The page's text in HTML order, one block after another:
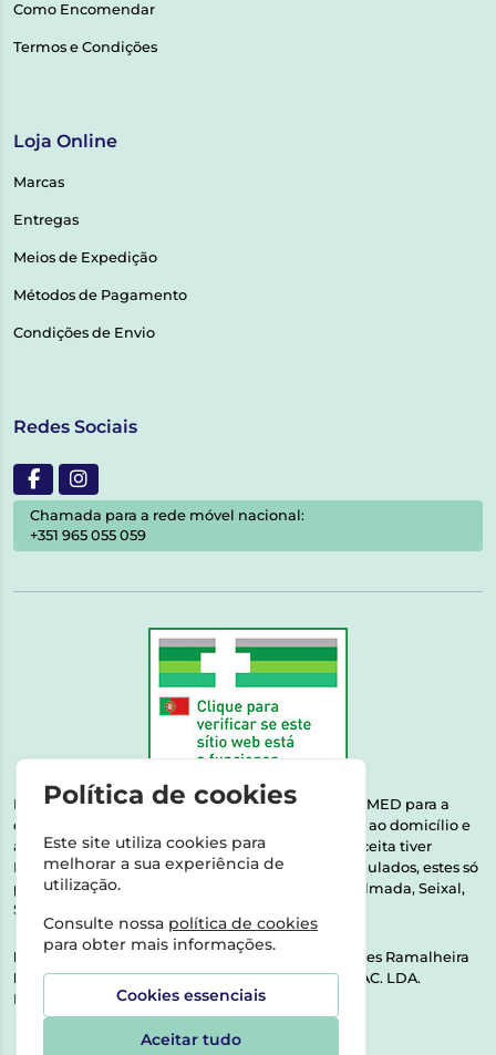
Como Encomendar
Termos e Condições
Loja Online
Marcas
Entregas
Meios de Expedição
Métodos de Pagamento
Condições de Envio
Redes Sociais
Chamada para a rede móvel nacional:
+351 965 055 059
Esta farmácia encontra-se autorizada pelo INFARMED para a
dispensa de medicamentos e produtos de saúde ao domicílio e
através da internet. Medicamentos | Se na sua receita tiver
MSRM, MNSRM, MSRMV ou Medicamentos Manipulados, estes só
podem ser entregues nos seguintes concelhos: Almada, Seixal,
Sesimbra, Oeiras e Lisboa.
Direção Técnica:
Dra. Raquel Alexandra Fernandes Ramalheira
NIPC:513064133 | ASPAS E NÚMEROS SOC. FARMAC. LDA.
Rua dos Castanheiros 5 AB Feijó2810-036 Almada
Política de cookies
Este site utiliza cookies para
melhorar a sua experiência de
utilização.
Consulte nossa política de cookies
para obter mais informações.
Cookies essenciais
Aceitar tudo